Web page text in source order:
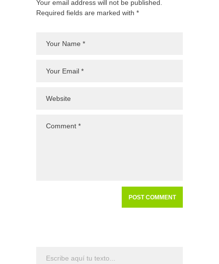
Your email address will not be published.
Required fields are marked with *